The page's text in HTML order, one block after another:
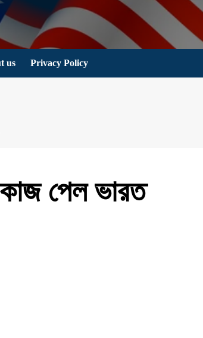
us Privacy Policy
কাজ পেল ভারত